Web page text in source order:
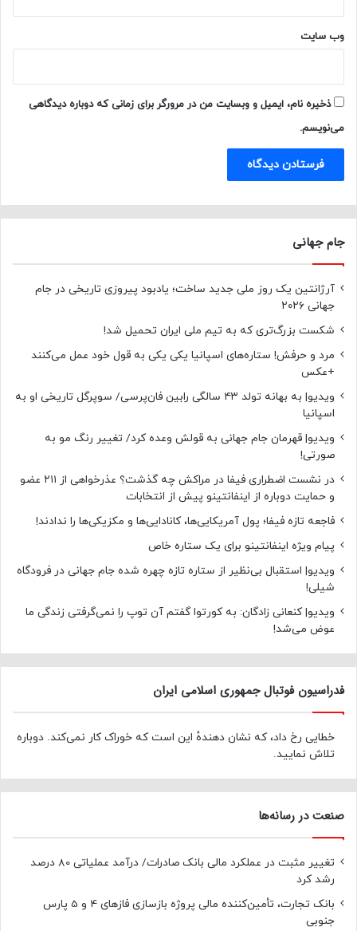
وب‌ سایت
ذخیره نام، ایمیل و وبسایت من در مرورگر برای زمانی که دوباره دیدگاهی
می‌نویسم.
جام جهانی
آرژانتین یک روز ملی جدید ساخت؛ یادبود پیروزی تاریخی در جام
جهانی ۲۰۲۶
شکست بزرگ‌تری که به تیم ملی ایران تحمیل شد!
مرد و حرفش! ستاره‌های اسپانیا یکی یکی به قول خود عمل می‌کنند
+عکس
ویدیو| به بهانه تولد ۴۳ سالگی رابین فان‌پرسی/ سوپرگل تاریخی او به
اسپانیا
ویدیو| قهرمان جام جهانی به قولش وعده کرد/ تغییر رنگ مو به
صورتی!
در نشست اضطراری فیفا در مراکش چه گذشت؟ عذرخواهی از ۲۱۱ عضو
و حمایت دوباره از اینفانتینو پیش از انتخابات
فاجعه تازه فیفا؛ پول آمریکایی‌ها، کانادایی‌ها و مکزیکی‌ها را ندادند!
پیام ویژه اینفانتینو برای یک ستاره خاص
ویدیو| استقبال بی‌نظیر از ستاره تازه چهره شده جام جهانی در فرودگاه
شیلی!
ویدیو| کنعانی زادگان: به کورتوا گفتم آن توپ را نمی‌گرفتی زندگی ما
عوض می‌شد!
فدراسیون فوتبال جمهوری اسلامی ایران
خطایی رخ داد، که نشان دهندهٔ این است که خوراک کار نمی‌کند. دوباره
تلاش نمایید.
صنعت در رسانه‌ها
تغییر مثبت در عملکرد مالی بانک صادرات/ درآمد عملیاتی 80 درصد
رشد کرد
بانک تجارت، تأمین‌کننده مالی پروژه بازسازی فازهای 4 و 5 پارس
جنوبی